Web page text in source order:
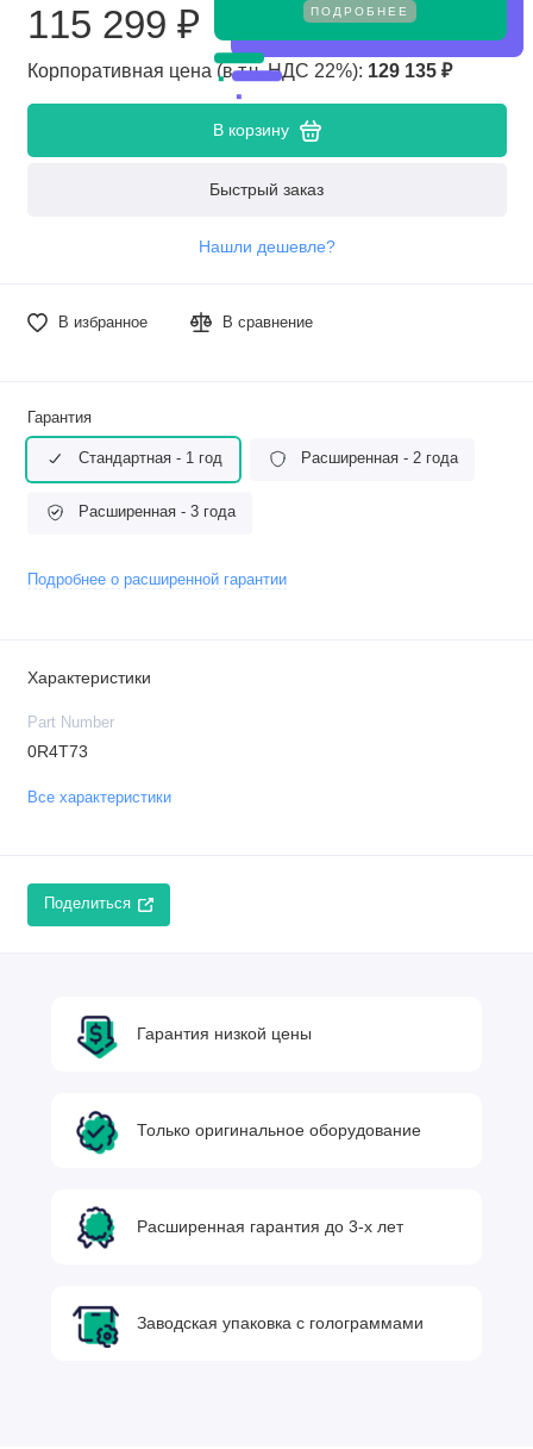
ПОДРОБНЕЕ
115 299 ₽
Корпоративная цена (в т.ч. НДС 22%): 129 135 ₽
В корзину
Быстрый заказ
Нашли дешевле?
В избранное В сравнение
Гарантия
Стандартная - 1 год Расширенная - 2 года
Расширенная - 3 года
Подробнее о расширенной гарантии
Характеристики
Part Number
0R4T73
Все характеристики
Поделиться
Гарантия низкой цены
Только оригинальное оборудование
Расширенная гарантия до 3-х лет
Заводская упаковка с голограммами